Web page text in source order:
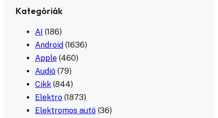
Kategóriák
AI (186)
Android (1636)
Apple (460)
Audió (79)
Cikk (844)
Elektro (1873)
Elektromos autó (36)